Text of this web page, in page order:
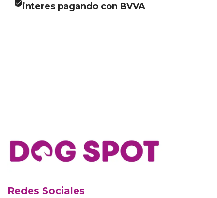
interes pagando con BVVA
Redes Sociales